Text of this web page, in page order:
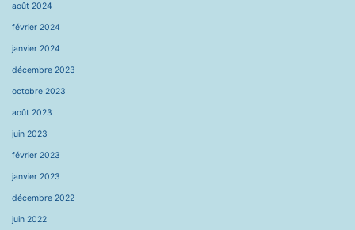
août 2024
février 2024
janvier 2024
décembre 2023
octobre 2023
août 2023
juin 2023
février 2023
janvier 2023
décembre 2022
juin 2022